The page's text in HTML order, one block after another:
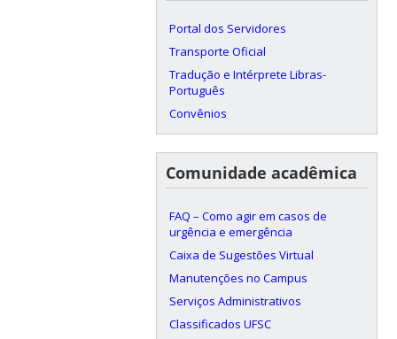
Portal dos Servidores
Transporte Oficial
Tradução e Intérprete Libras-
Português
Convênios
Comunidade acadêmica
FAQ – Como agir em casos de
urgência e emergência
Caixa de Sugestões Virtual
Manutenções no Campus
Serviços Administrativos
Classificados UFSC